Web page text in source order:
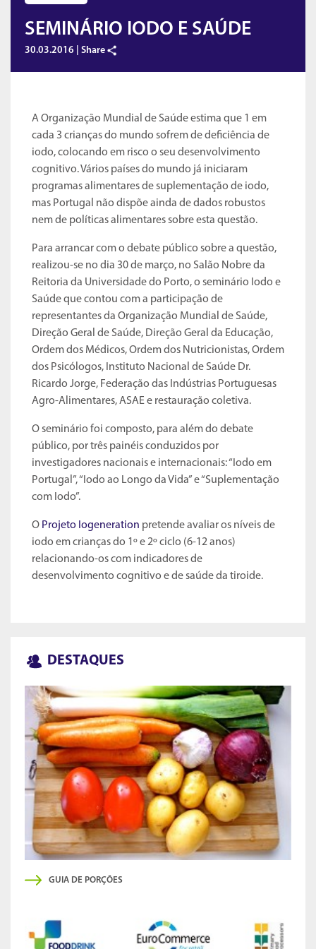
SEMINÁRIO IODO E SAÚDE
30.03.2016 | Share
A Organização Mundial de Saúde estima que 1 em
cada 3 crianças do mundo sofrem de deficiência de
iodo, colocando em risco o seu desenvolvimento
cognitivo. Vários países do mundo já iniciaram
programas alimentares de suplementação de iodo,
mas Portugal não dispõe ainda de dados robustos
nem de políticas alimentares sobre esta questão.
Para arrancar com o debate público sobre a questão,
realizou-se no dia 30 de março, no Salão Nobre da
Reitoria da Universidade do Porto, o seminário Iodo e
Saúde que contou com a participação de
representantes da Organização Mundial de Saúde,
Direção Geral de Saúde, Direção Geral da Educação,
Ordem dos Médicos, Ordem dos Nutricionistas, Ordem
dos Psicólogos, Instituto Nacional de Saúde Dr.
Ricardo Jorge, Federação das Indústrias Portuguesas
Agro-Alimentares, ASAE e restauração coletiva.
O seminário foi composto, para além do debate
público, por três painéis conduzidos por
investigadores nacionais e internacionais: “Iodo em
Portugal”, “Iodo ao Longo da Vida” e “Suplementação
com Iodo”.
O Projeto Iogeneration pretende avaliar os níveis de
iodo em crianças do 1º e 2º ciclo (6-12 anos)
relacionando-os com indicadores de
desenvolvimento cognitivo e de saúde da tiroide.
DESTAQUES
GUIA DE PORÇÕES